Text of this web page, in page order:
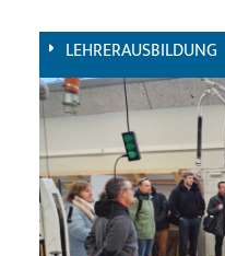
Unterrichtseinheit
Messung von
Düngerlösungen".
LEHRERAUSBILDUNG